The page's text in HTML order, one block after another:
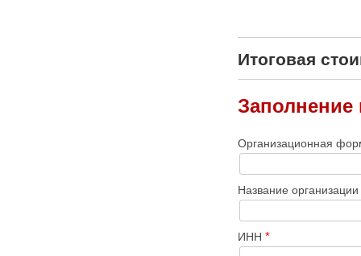
Итоговая
Организационная
Название
ИНН *